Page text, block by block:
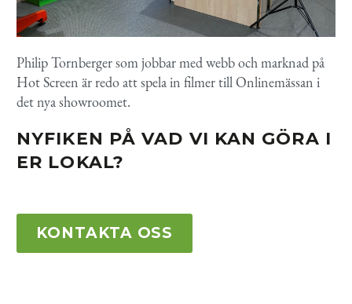
Philip Tornberger som jobbar med webb och marknad på
Hot Screen är redo att spela in filmer till Onlinemässan i
det nya showroomet.
NYFIKEN PÅ VAD VI KAN GÖRA I
ER LOKAL?
KONTAKTA OSS